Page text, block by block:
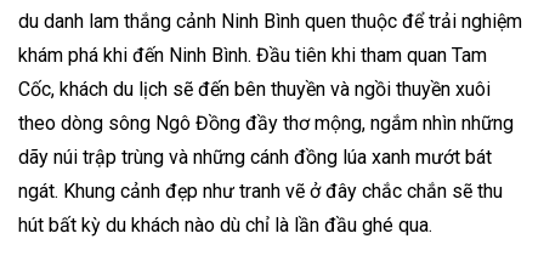
du danh lam thắng cảnh Ninh Bình quen thuộc để trải nghiệm
khám phá khi đến Ninh Bình. Đầu tiên khi tham quan Tam
Cốc, khách du lịch sẽ đến bên thuyền và ngồi thuyền xuôi
theo dòng sông Ngô Đồng đầy thơ mộng, ngắm nhìn những
dãy núi trập trùng và những cánh đồng lúa xanh mướt bát
ngát. Khung cảnh đẹp như tranh vẽ ở đây chắc chắn sẽ thu
hút bất kỳ du khách nào dù chỉ là lần đầu ghé qua.